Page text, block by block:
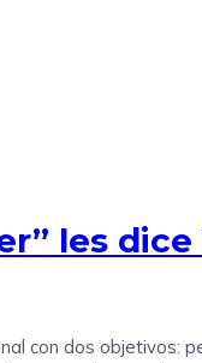
les
con dos objetivos: